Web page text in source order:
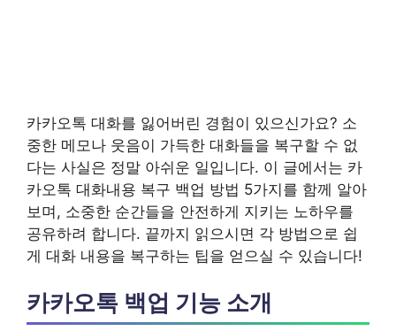
카카오톡 대화를 잃어버린 경험이 있으신가요? 소
중한 메모나 웃음이 가득한 대화들을 복구할 수 없
다는 사실은 정말 아쉬운 일입니다. 이 글에서는 카
카오톡 대화내용 복구 백업 방법 5가지를 함께 알아
보며, 소중한 순간들을 안전하게 지키는 노하우를
공유하려 합니다. 끝까지 읽으시면 각 방법으로 쉽
게 대화 내용을 복구하는 팁을 얻으실 수 있습니다!
카카오톡 백업 기능 소개